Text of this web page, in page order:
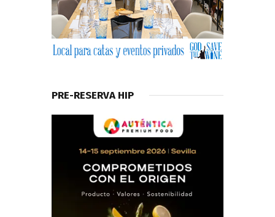
PRE-RESERVA HIP